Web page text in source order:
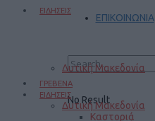
ΕΠΙΚΟΙΝΩΝΙΑ
No Result
ΕΙΔΗΣΕΙΣ
Δυτική Μακεδονία
ΓΡΕΒΕΝΑ
ΕΙΔΗΣΕΙΣ
Δυτική Μακεδονία
Καστοριά